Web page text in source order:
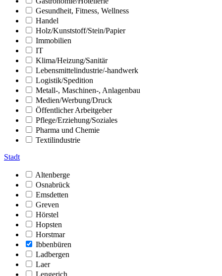
Gesundheit, Fitness, Wellness
Handel
Holz/Kunststoff/Stein/Papier
Immobilien
IT
Klima/Heizung/Sanitär
Lebensmittelindustrie/-handwerk
Logistik/Spedition
Metall-, Maschinen-, Anlagenbau
Medien/Werbung/Druck
Öffentlicher Arbeitgeber
Pflege/Erziehung/Soziales
Pharma und Chemie
Textilindustrie
Stadt
Altenberge
Osnabrück
Emsdetten
Greven
Hörstel
Hopsten
Horstmar
Ibbenbüren
Ladbergen
Laer
Lengerich